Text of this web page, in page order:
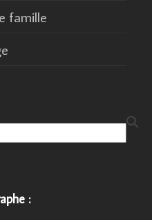
famille
: